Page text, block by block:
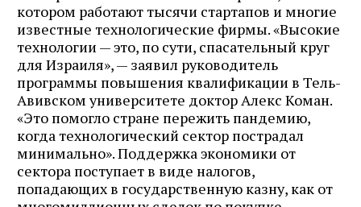
котором работают тысячи стартапов и многие
известные технологические фирмы. «Высокие
технологии — это, по сути, спасательный круг
для Израиля», — заявил руководитель
программы повышения квалификации в Тель-
Авивском университете доктор Алекс Коман.
«Это помогло стране пережить пандемию,
когда технологический сектор пострадал
минимально». Поддержка экономики от
сектора поступает в виде налогов,
попадающих в государственную казну, как от